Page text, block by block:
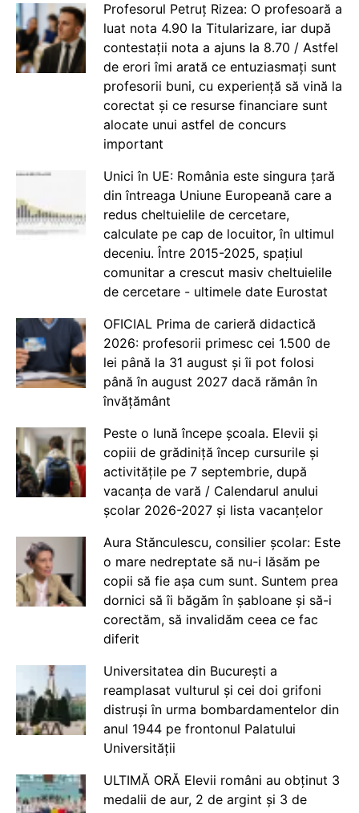
Profesorul Petruț Rizea: O profesoară a
luat nota 4.90 la Titularizare, iar după
contestații nota a ajuns la 8.70 / Astfel
de erori îmi arată ce entuziasmați sunt
profesorii buni, cu experiență să vină la
corectat și ce resurse financiare sunt
alocate unui astfel de concurs
important
Unici în UE: România este singura țară
din întreaga Uniune Europeană care a
redus cheltuielile de cercetare,
calculate pe cap de locuitor, în ultimul
deceniu. Între 2015-2025, spațiul
comunitar a crescut masiv cheltuielile
de cercetare - ultimele date Eurostat
OFICIAL Prima de carieră didactică
2026: profesorii primesc cei 1.500 de
lei până la 31 august și îi pot folosi
până în august 2027 dacă rămân în
învățământ
Peste o lună începe școala. Elevii și
copiii de grădiniță încep cursurile și
activitățile pe 7 septembrie, după
vacanța de vară / Calendarul anului
școlar 2026-2027 și lista vacanțelor
Aura Stănculescu, consilier școlar: Este
o mare nedreptate să nu-i lăsăm pe
copii să fie așa cum sunt. Suntem prea
dornici să îi băgăm în șabloane și să-i
corectăm, să invalidăm ceea ce fac
diferit
Universitatea din București a
reamplasat vulturul și cei doi grifoni
distruși în urma bombardamentelor din
anul 1944 pe frontonul Palatului
Universității
ULTIMĂ ORĂ Elevii români au obținut 3
medalii de aur, 2 de argint și 3 de